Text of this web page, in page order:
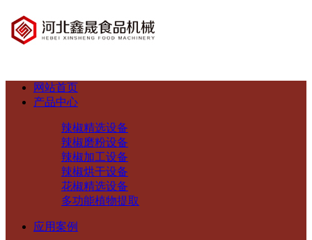
网站首页
产品中心
辣椒精选设备
辣椒磨粉设备
辣椒加工设备
辣椒烘干设备
花椒精选设备
多功能植物提取
应用案例